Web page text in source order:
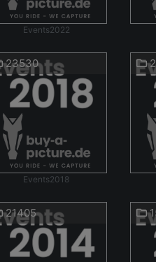
Events2022
23530
Events2018
21405